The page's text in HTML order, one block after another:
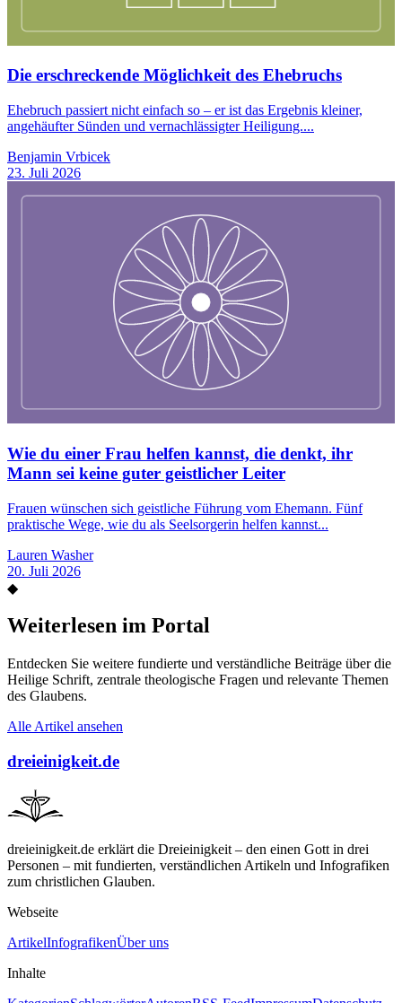
Die erschreckende Möglichkeit des Ehebruchs
Ehebruch passiert nicht einfach so – er ist das Ergebnis kleiner,
angehäufter Sünden und vernachlässigter Heiligung....
Benjamin Vrbicek
23. Juli 2026
Wie du einer Frau helfen kannst, die denkt, ihr
Mann sei keine guter geistlicher Leiter
Frauen wünschen sich geistliche Führung vom Ehemann. Fünf
praktische Wege, wie du als Seelsorgerin helfen kannst...
Lauren Washer
20. Juli 2026
◆
Weiterlesen im Portal
Entdecken Sie weitere fundierte und verständliche Beiträge über die
Heilige Schrift, zentrale theologische Fragen und relevante Themen
des Glaubens.
Alle Artikel ansehen
dreieinigkeit.de
dreieinigkeit.de erklärt die Dreieinigkeit – den einen Gott in drei
Personen – mit fundierten, verständlichen Artikeln und Infografiken
zum christlichen Glauben.
Webseite
ArtikelInfografikenÜber uns
Inhalte